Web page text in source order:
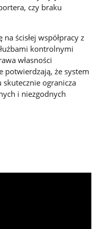
czy braku
na ścisłej współpracy z
kontrolnymi
własności
potwierdzają, że system
ogranicza
i niezgodnych